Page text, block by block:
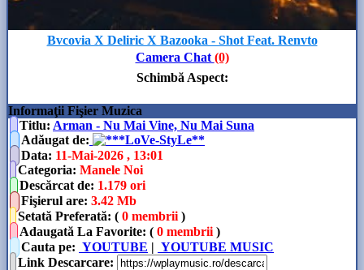
Bvcovia X Deliric X Bazooka - Shot Feat. Renvto
Camera Chat (0)
Schimbă Aspect:
Informaţii Fişier Muzica
Titlu: Arman - Nu Mai Vine, Nu Mai Suna
Adăugat de:
**LoVe-StyLe**
Data: 11-Mai-2026 , 13:01
Categoria: Manele Noi
Descărcat de: 1.179 ori
Fişierul are: 3.42 Mb
Setată Preferată: ( 0 membrii )
Adaugată La Favorite: ( 0 membrii )
Cauta pe: YOUTUBE | YOUTUBE MUSIC
Link Descarcare: